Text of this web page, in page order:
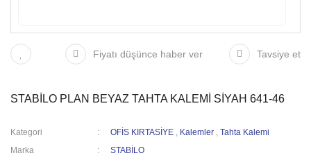
Fiyatı düşünce haber ver Tavsiye et
STABİLO PLAN BEYAZ TAHTA KALEMİ SİYAH 641-46
Kategori OFİS KIRTASİYE , Kalemler ,Tahta Kalemi
Marka
STABİLO